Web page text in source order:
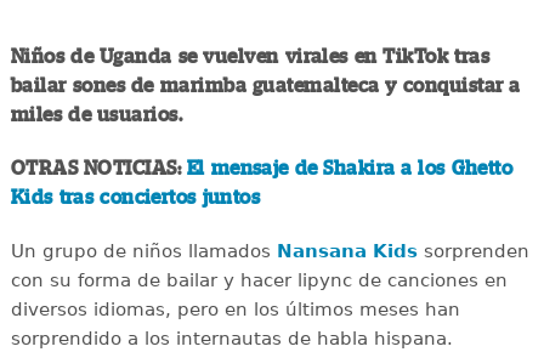
Niños de Uganda se vuelven virales en TikTok tras
bailar sones de marimba guatemalteca y conquistar a
miles de usuarios.
OTRAS NOTICIAS: El mensaje de Shakira a los Ghetto
Kids tras conciertos juntos
Un grupo de niños llamados Nansana Kidssorprenden
con su forma de bailar y hacer lipync de canciones en
diversos idiomas, pero en los últimos meses han
sorprendido a los internautas de habla hispana.